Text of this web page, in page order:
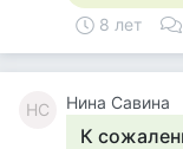
8 лет
НС Нина Савина
К